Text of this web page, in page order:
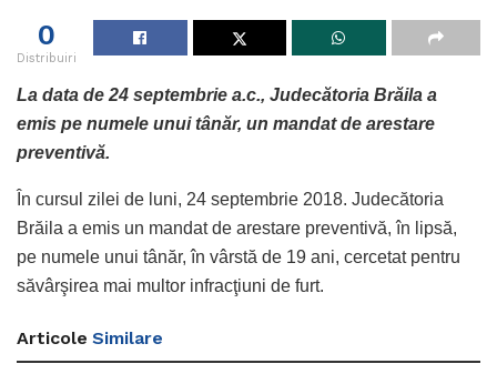
0
Distribuiri
La data de 24 septembrie a.c., Judecătoria Brăila a
emis pe numele unui tânăr, un mandat de arestare
preventivă.
În cursul zilei de luni, 24 septembrie 2018. Judecătoria
Brăila a emis un mandat de arestare preventivă, în lipsă,
pe numele unui tânăr, în vârstă de 19 ani, cercetat pentru
săvârşirea mai multor infracţiuni de furt.
Articole Similare